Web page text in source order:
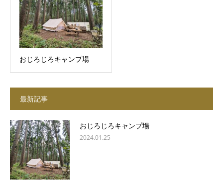
おじろじろキャンプ場
最新記事
おじろじろキャンプ場
2024.01.25